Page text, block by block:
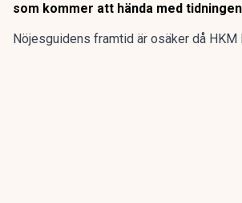
som kommer att hända med
Nöjesguidens framtid är osäker då HKM